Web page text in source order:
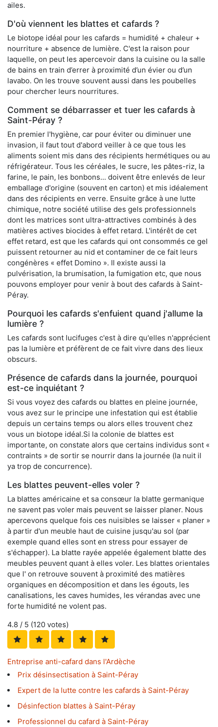
ailes.
D'où viennent les blattes et cafards ?
Le biotope idéal pour les cafards = humidité + chaleur +
nourriture + absence de lumière. C'est la raison pour
laquelle, on peut les apercevoir dans la cuisine ou la salle
de bains en train d’errer à proximité d’un évier ou d’un
lavabo. On les trouve souvent aussi dans les poubelles
pour chercher leurs nourritures.
Comment se débarrasser et tuer les cafards à
Saint-Péray ?
En premier l'hygiène, car pour éviter ou diminuer une
invasion, il faut tout d'abord veiller à ce que tous les
aliments soient mis dans des récipients hermétiques ou au
réfrigérateur. Tous les céréales, le sucre, les pâtes-riz, la
farine, le pain, les bonbons... doivent être enlevés de leur
emballage d'origine (souvent en carton) et mis idéalement
dans des récipients en verre. Ensuite grâce à une lutte
chimique, notre société utilise des gels professionnels
dont les matrices sont ultra-attractives combinés à des
matières actives biocides à effet retard. L'intérêt de cet
effet retard, est que les cafards qui ont consommés ce gel
puissent retourner au nid et contaminer de ce fait leurs
congénères « effet Domino ». Il existe aussi la
pulvérisation, la brumisation, la fumigation etc, que nous
pouvons employer pour venir à bout des cafards à Saint-
Péray.
Pourquoi les cafards s'enfuient quand j'allume la
lumière ?
Les cafards sont lucifuges c'est à dire qu'elles n'apprécient
pas la lumière et préfèrent de ce fait vivre dans des lieux
obscurs.
Présence de cafards dans la journée, pourquoi
est-ce inquiétant ?
Si vous voyez des cafards ou blattes en pleine journée,
vous avez sur le principe une infestation qui est établie
depuis un certains temps ou alors elles trouvent chez
vous un biotope idéal.Si la colonie de blattes est
importante, on constate alors que certains individus sont «
contraints » de sortir se nourrir dans la journée (la nuit il
ya trop de concurrence).
Les blattes peuvent-elles voler ?
La blattes américaine et sa consœur la blatte germanique
ne savent pas voler mais peuvent se laisser planer. Nous
apercevons quelque fois ces nuisibles se laisser « planer »
à partir d'un meuble haut de cuisine jusqu'au sol (par
exemple quand elles sont en stress pour essayer de
s'échapper). La blatte rayée appelée également blatte des
meubles peuvent quant à elles voler. Les blattes orientales
que l' on retrouve souvent à proximité des matières
organiques en décomposition et dans les égouts, les
canalisations, les caves humides, les vérandas avec une
forte humidité ne volent pas.
4.8 / 5 (120 votes)
Entreprise anti-cafard dans l'Ardèche
Prix désinsectisation à Saint-Péray
Expert de la lutte contre les cafards à Saint-Péray
Désinfection blattes à Saint-Péray
Professionnel du cafard à Saint-Péray